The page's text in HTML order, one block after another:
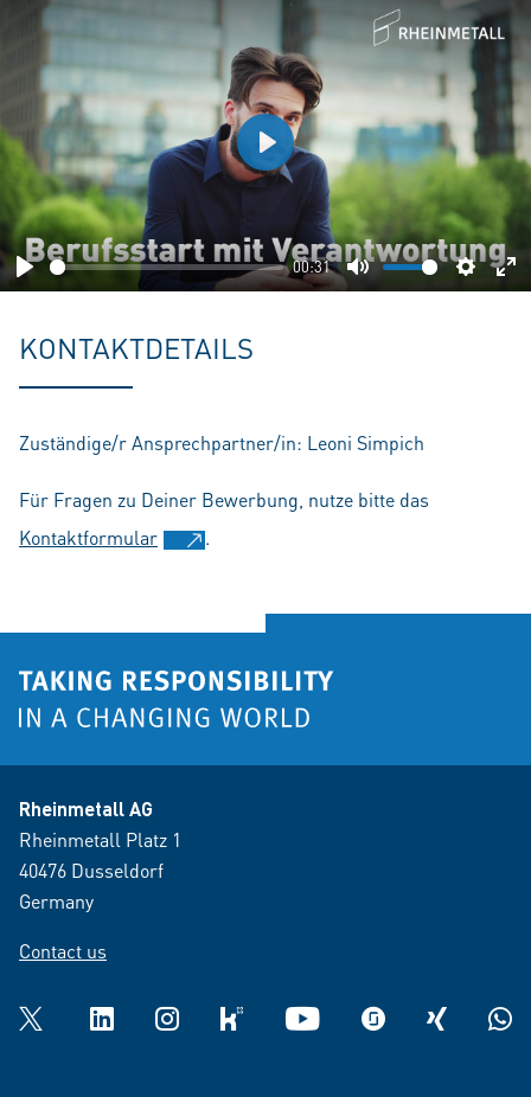
Play
00:31
Mute
Play
KONTAKTDETAILS
Zuständige/r Ansprechpartner/in: Leoni Simpich
Für Fragen zu Deiner Bewerbung, nutze bitte das
Kontaktformular
.
Rheinmetall AG
Rheinmetall Platz 1
40476 Dusseldorf
Germany
Contact us
Twitter LinkedInInstagramkununu YouTube glassdoorXING